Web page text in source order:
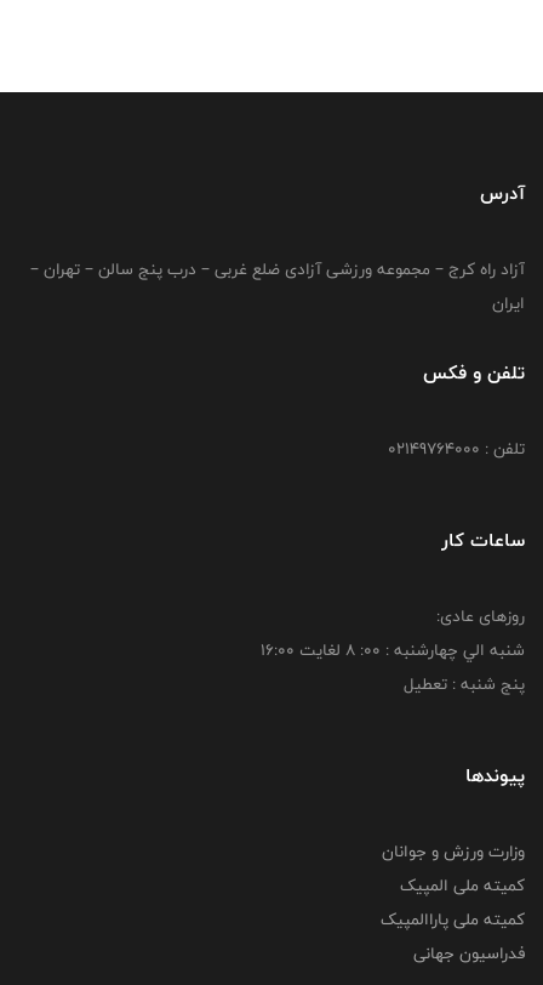
آدرس
آزاد راه کرج – مجموعه ورزشی آزادی ضلع غربی – درب پنج سالن – تهران –
ایران
تلفن و فکس
تلفن : 02149764000
ساعات کار
روزهای عادی:
شنبه الي چهارشنبه : 00: 8 لغايت 16:00
پنج شنبه : تعطیل
پیوندها
وزارت ورزش و جوانان
کمیته ملی المپیک
کمیته ملی پاراالمپیک
فدراسیون جهانی